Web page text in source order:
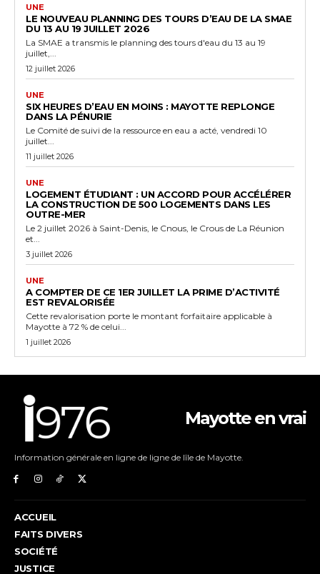
UNE
LE NOUVEAU PLANNING DES TOURS D’EAU DE LA SMAE
DU 13 AU 19 JUILLET 2026
La SMAE a transmis le planning des tours d'eau du 13 au 19
juillet,...
12 juillet 2026
UNE
SIX HEURES D’EAU EN MOINS : MAYOTTE REPLONGE
DANS LA PÉNURIE
Le Comité de suivi de la ressource en eau a acté, vendredi 10
juillet...
11 juillet 2026
UNE
LOGEMENT ÉTUDIANT : UN ACCORD POUR ACCÉLÉRER
LA CONSTRUCTION DE 500 LOGEMENTS DANS LES
OUTRE-MER
Le 2 juillet 2026 à Saint-Denis, le Cnous, le Crous de La Réunion
et...
3 juillet 2026
UNE
A COMPTER DE CE 1ER JUILLET LA PRIME D’ACTIVITÉ
EST REVALORISÉE
Cette revalorisation porte le montant forfaitaire applicable à
Mayotte à 72 % de celui...
1 juillet 2026
Mayotte en vrai
Information générale en ligne de ligne de lîle de Mayotte.
ACCUEIL
FAITS DIVERS
SOCIÉTÉ
JUSTICE